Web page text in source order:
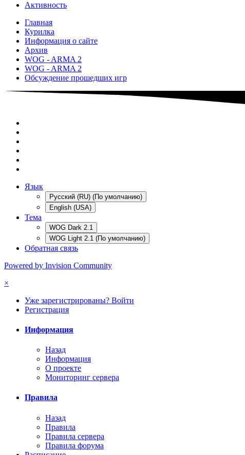
Активность
Главная
Курилка
Информация о сайте
Архив
WOG - ARMA 2
WOG - ARMA 2
Обсуждение прошедших игр
Язык
Русский (RU) (По умолчанию)
English (USA)
Тема
WOG Dark 2.1
WOG Light 2.1 (По умолчанию)
Обратная связь
Powered by Invision Community
×
Уже зарегистрированы? Войти
Регистрация
Информация
Назад
Информация
О проекте
Мониторинг сервера
Правила
Назад
Правила
Правила сервера
Правила форума